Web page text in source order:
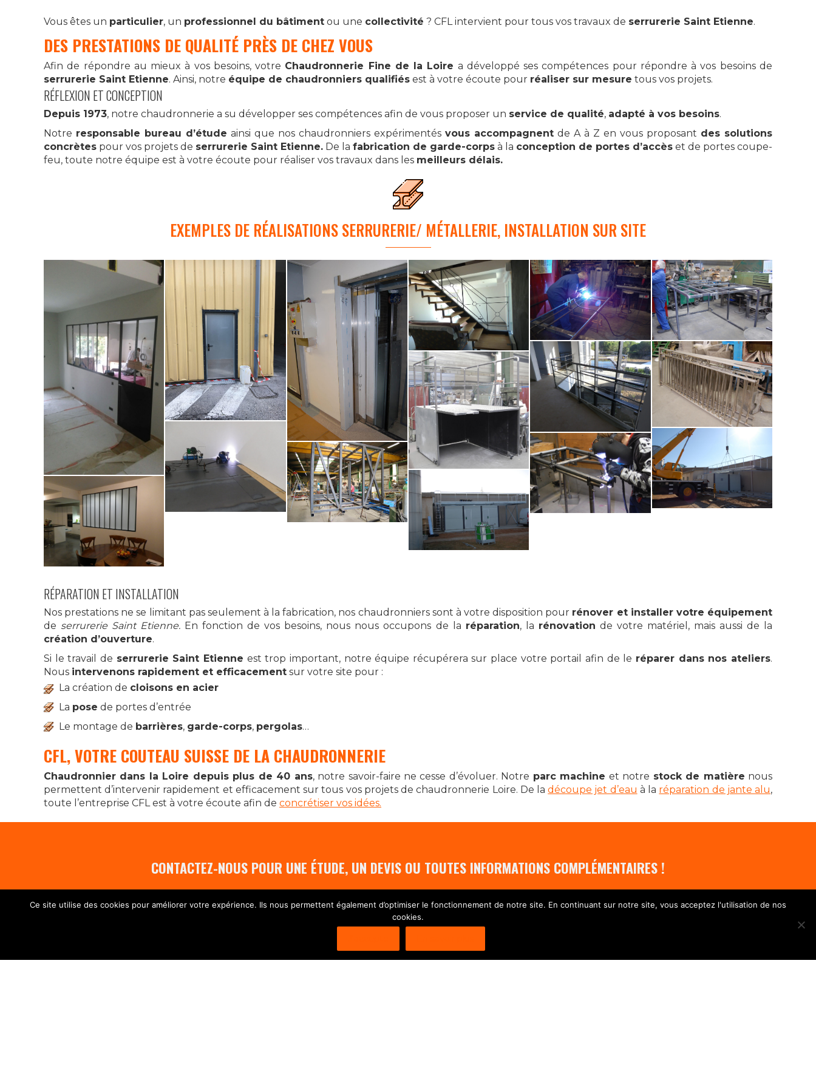
Vous êtes un particulier, un professionnel du bâtiment ou une collectivité ? CFL intervient pour tous vos travaux de serrurerie Saint Etienne.
DES PRESTATIONS DE QUALITÉ PRÈS DE CHEZ VOUS
Afin de répondre au mieux à vos besoins, votre Chaudronnerie Fine de la Loire a développé ses compétences pour répondre à vos besoins de
serrurerie Saint Etienne. Ainsi, notre équipe de chaudronniers qualifiés est à votre écoute pour réaliser sur mesure tous vos projets.
RÉFLEXION ET CONCEPTION
Depuis 1973, notre chaudronnerie a su développer ses compétences afin de vous proposer un service de qualité, adapté à vos besoins.
Notre responsable bureau d’étude ainsi que nos chaudronniers expérimentés vous accompagnent de A à Z en vous proposant des solutions
concrètes pour vos projets de serrurerie Saint Etienne. De la fabrication de garde-corps à la conception de portes d’accès et de portes coupe-
feu, toute notre équipe est à votre écoute pour réaliser vos travaux dans les meilleurs délais.
EXEMPLES DE RÉALISATIONS SERRURERIE/ MÉTALLERIE, INSTALLATION SUR SITE
RÉPARATION ET INSTALLATION
Nos prestations ne se limitant pas seulement à la fabrication, nos chaudronniers sont à votre disposition pour rénover et installer votre équipement
de serrurerie Saint Etienne. En fonction de vos besoins, nous nous occupons de la réparation, la rénovation de votre matériel, mais aussi de la
création d’ouverture.
Si le travail de serrurerie Saint Etienne est trop important, notre équipe récupérera sur place votre portail afin de le réparer dans nos ateliers.
Nous intervenons rapidement et efficacement sur votre site pour :
La création de cloisons en acier
La pose de portes d’entrée
Le montage de barrières, garde-corps, pergolas…
CFL, VOTRE COUTEAU SUISSE DE LA CHAUDRONNERIE
Chaudronnier dans la Loire depuis plus de 40 ans, notre savoir-faire ne cesse d’évoluer. Notre parc machine et notre stock de matière nous
permettent d’intervenir rapidement et efficacement sur tous vos projets de chaudronnerie Loire. De ladécoupe jet d’eau à la réparation de jante alu,
toute l’entreprise CFL est à votre écoute afin de concrétiser vos idées.
CONTACTEZ-NOUS POUR UNE ÉTUDE, UN DEVIS OU TOUTES INFORMATIONS COMPLÉMENTAIRES !
CONTACTEZ-NOUS
Ce site utilise des cookies pour améliorer votre expérience. Ils nous permettent également d’optimiser le fonctionnement de notre site. En continuant sur notre site, vous acceptez l'utilisation de nos
cookies.